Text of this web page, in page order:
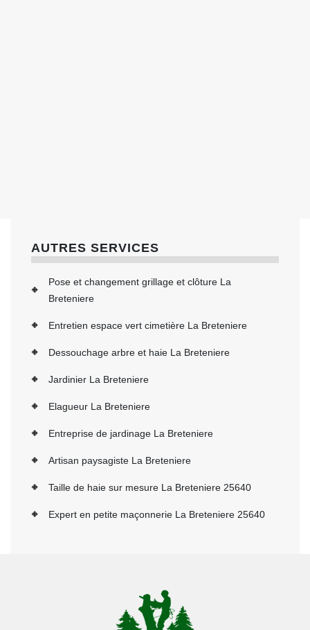
AUTRES SERVICES
Pose et changement grillage et clôture La
Breteniere
Entretien espace vert cimetière La Breteniere
Dessouchage arbre et haie La Breteniere
Jardinier La Breteniere
Elagueur La Breteniere
Entreprise de jardinage La Breteniere
Artisan paysagiste La Breteniere
Taille de haie sur mesure La Breteniere 25640
Expert en petite maçonnerie La Breteniere 25640